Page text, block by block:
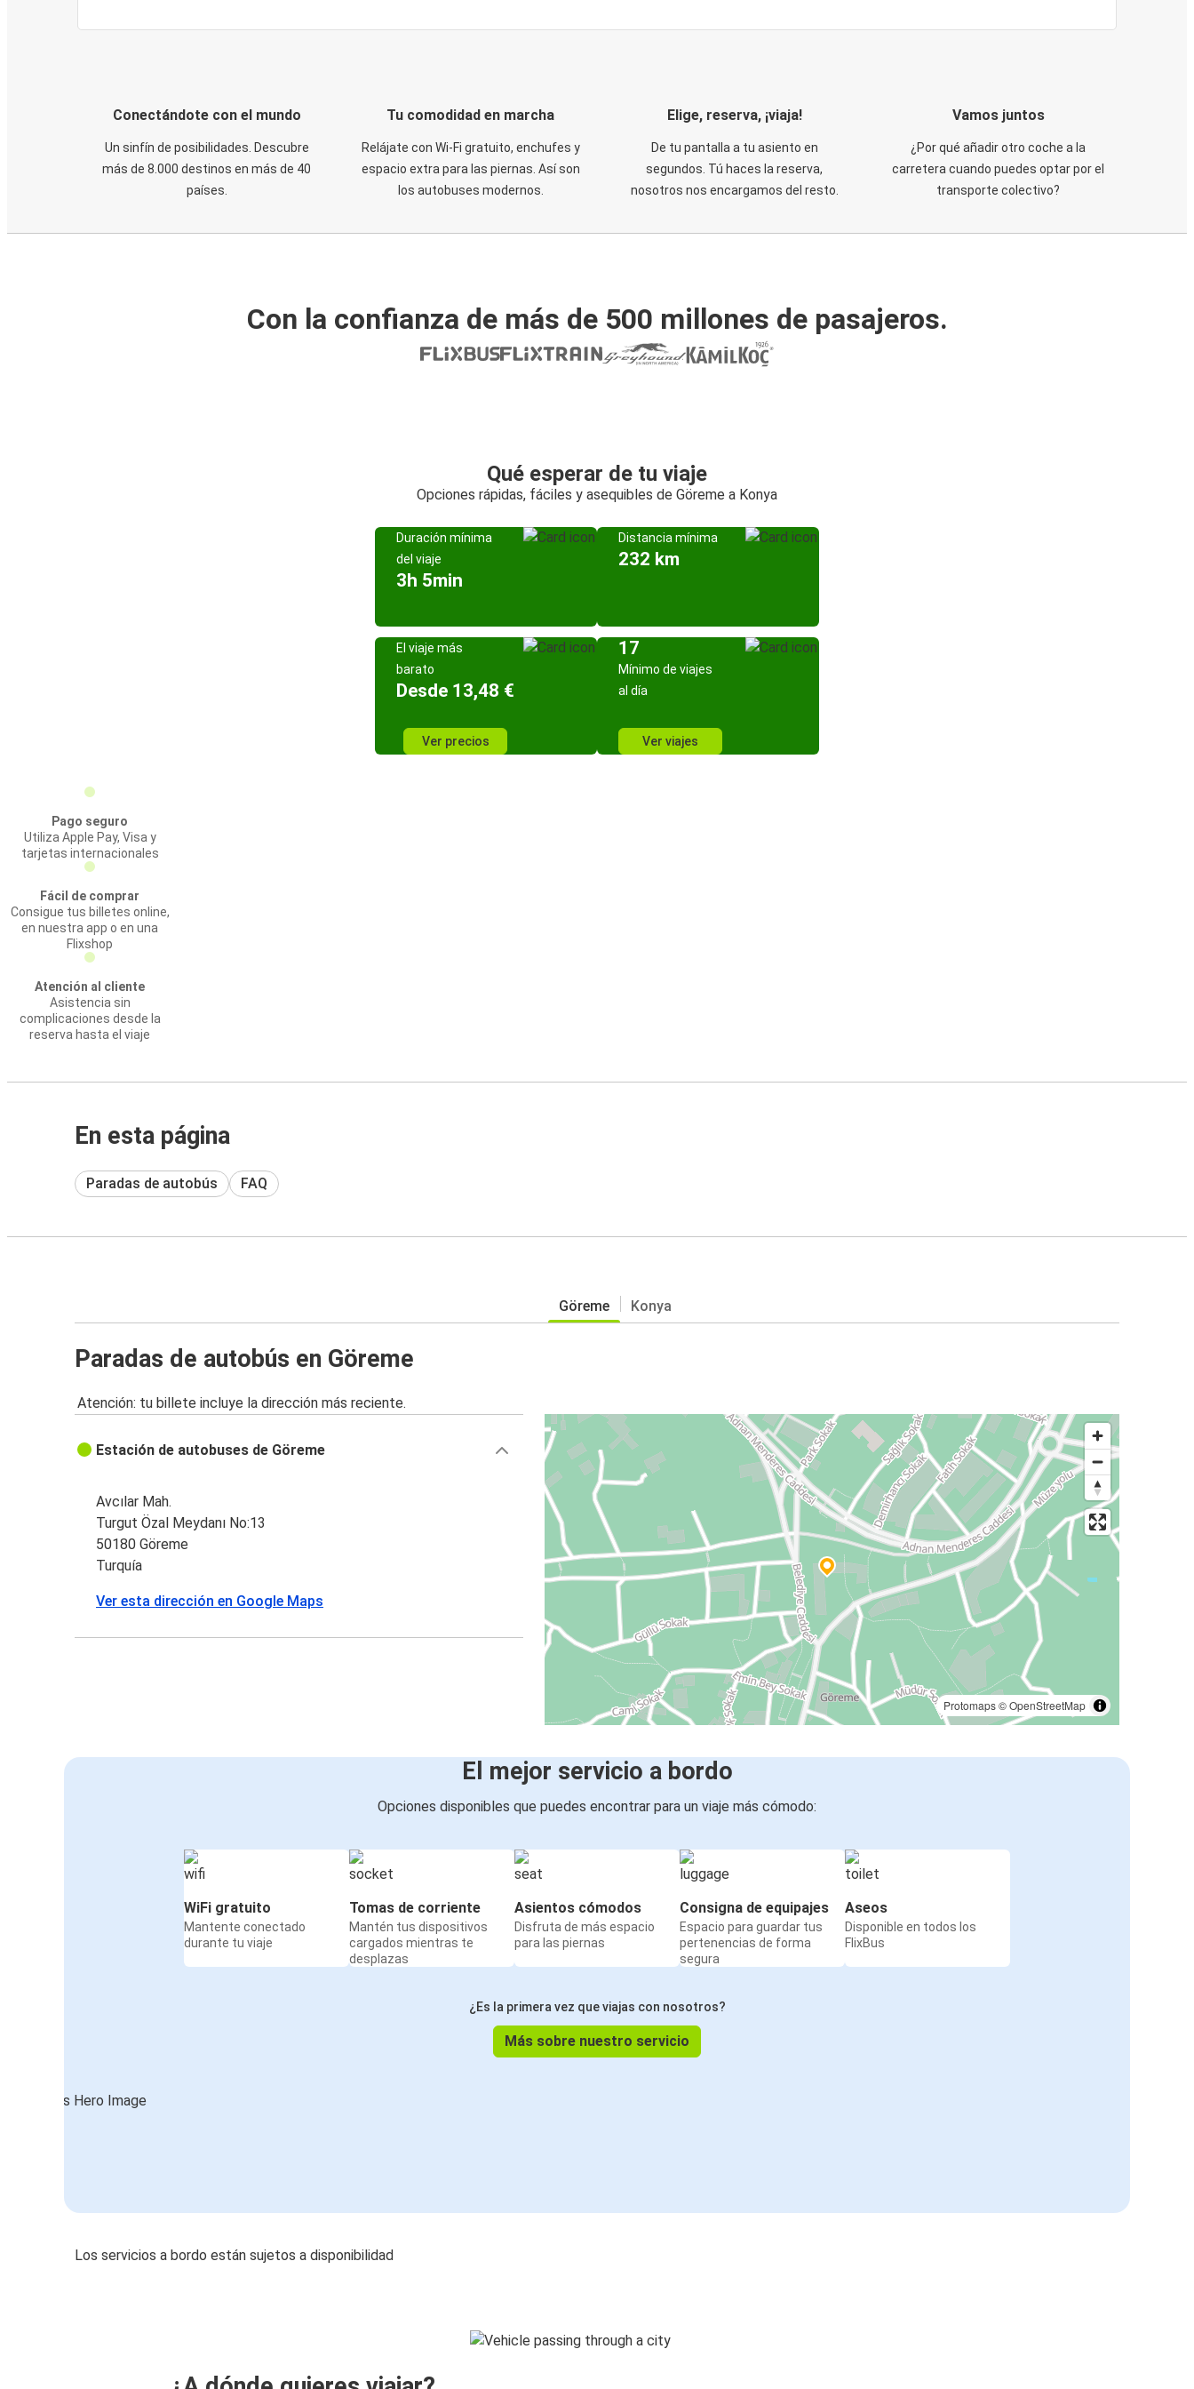
Conectándote con el mundo
Un sinfín de posibilidades. Descubre
más de 8.000 destinos en más de 40
países.
Tu comodidad en marcha
Relájate con Wi-Fi gratuito, enchufes y
espacio extra para las piernas. Así son
los autobuses modernos.
Elige, reserva, ¡viaja!
De tu pantalla a tu asiento en
segundos. Tú haces la reserva,
nosotros nos encargamos del resto.
Vamos juntos
¿Por qué añadir otro coche a la
carretera cuando puedes optar por el
transporte colectivo?
Con la confianza de más de 500 millones de pasajeros.
Qué esperar de tu viaje
Opciones rápidas, fáciles y asequibles de Göreme a Konya
Duración mínima
del viaje
3h 5min
Distancia mínima
232 km
El viaje más
barato
Desde 13,48 €
Ver precios
17
Mínimo de viajes
al día
Ver viajes
Pago seguro
Utiliza Apple Pay, Visa y
tarjetas internacionales
Fácil de comprar
Consigue tus billetes online,
en nuestra app o en una
Flixshop
Atención al cliente
Asistencia sin
complicaciones desde la
reserva hasta el viaje
En esta página
Paradas de autobús FAQ
Göreme Konya
Paradas de autobús en Göreme
Atención: tu billete incluye la dirección más reciente.
Protomaps©OpenStreetMap
Estación de autobuses de Göreme
Avcılar Mah.
Turgut Özal Meydanı No:13
50180 Göreme
Turquía
Ver esta dirección en Google Maps
El mejor servicio a bordo
Opciones disponibles que puedes encontrar para un viaje más cómodo:
WiFi gratuito
Mantente conectado
durante tu viaje
Tomas de corriente
Mantén tus dispositivos
cargados mientras te
desplazas
Asientos cómodos
Disfruta de más espacio
para las piernas
Consigna de equipajes
Espacio para guardar tus
pertenencias de forma
segura
Aseos
Disponible en todos los
FlixBus
¿Es la primera vez que viajas con nosotros?
Más sobre nuestro servicio
Los servicios a bordo están sujetos a disponibilidad